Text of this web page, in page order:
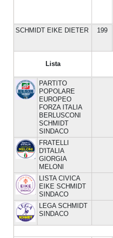
SCHMIDT EIKE DIETER 199
Lista
PARTITO
POPOLARE
EUROPEO
FORZA ITALIA
BERLUSCONI
SCHMIDT
SINDACO
FRATELLI
D'ITALIA
GIORGIA
MELONI
LISTA CIVICA
EIKE SCHMIDT
SINDACO
LEGA SCHMIDT
SINDACO